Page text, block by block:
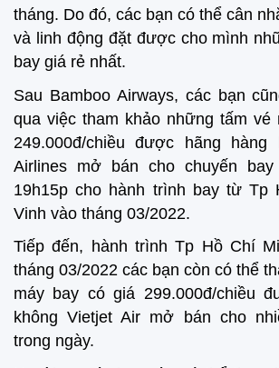
tháng. Do đó, các bạn có thể cân
và linh động đặt được cho mình
bay giá rẻ nhất.
Sau Bamboo Airways, các bạn
qua việc tham khảo những tấm vé
249.000đ/chiều được hãng hàng
Airlines mở bán cho chuyến
19h15p cho hành trình bay từ Tp
Vinh vào tháng 03/2022.
Tiếp đến, hành trình Tp Hồ Chí
tháng 03/2022 các bạn còn có thể
máy bay có giá 299.000đ/chiều
không Vietjet Air mở bán cho
trong ngày.